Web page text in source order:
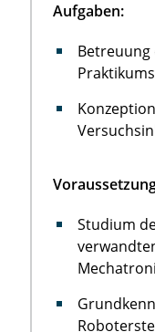
Aufgaben:
Studium